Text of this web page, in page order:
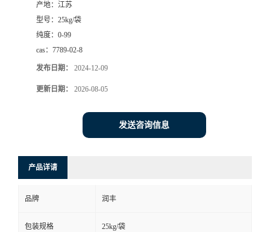
产地： 江苏
型号： 25kg/袋
纯度： 0-99
cas： 7789-02-8
发布日期： 2024-12-09
更新日期： 2026-08-05
发送咨询信息
产品详请
品牌 润丰
包装规格 25kg/袋